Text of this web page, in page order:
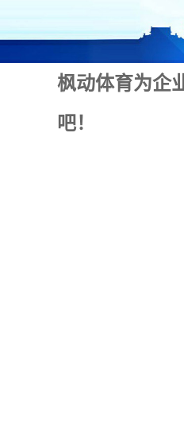
枫动体育为企
吧！